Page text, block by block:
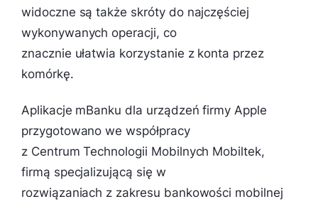
widoczne są także skróty do najczęściej
wykonywanych operacji, co
znacznie ułatwia korzystanie z konta przez
komórkę.
Aplikacje mBanku dla urządzeń firmy Apple
przygotowano we współpracy
z Centrum Technologii Mobilnych Mobiltek,
firmą specjalizującą się w
rozwiązaniach z zakresu bankowości mobilnej